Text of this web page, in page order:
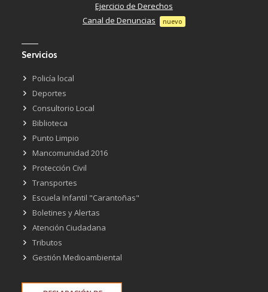
Ejercicio de Derechos
Canal de Denuncias
nuevo
Servicios
Policía local
Deportes
Consultorio Local
Biblioteca
Punto Limpio
Mancomunidad 2016
Protección Civil
Transportes
Escuela Infantil "Carantoñas"
Boletines y Alertas
Atención Ciudadana
Tributos
Gestión Medioambiental